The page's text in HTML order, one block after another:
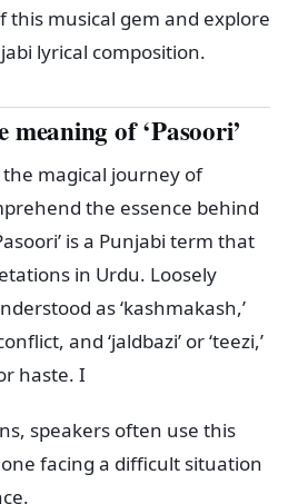
this musical gem and explore
lyrical composition.
of ‘Pasoori’
magical journey of
the essence behind
is a Punjabi term that
in Urdu. Loosely
as ‘kashmakash,’
and ‘jaldbazi’ or ‘teezi,’
haste. I
speakers often use this
facing a difficult situation